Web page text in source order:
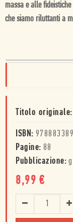
massa e alle
che siamo riluttanti a
Titolo originale:
ISBN:
Pagine: 88
Pubblicazione:
8,99 €